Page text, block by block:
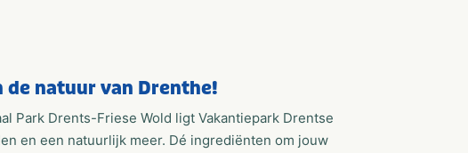
de natuur van Drenthe!
Park Drents-Friese Wold ligt Vakantiepark Drentse
en een natuurlijk meer. Dé ingrediënten om jouw